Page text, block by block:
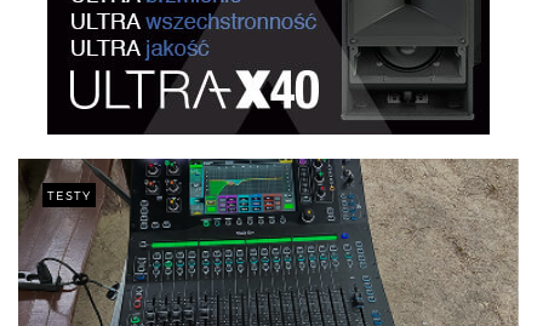
TESTY